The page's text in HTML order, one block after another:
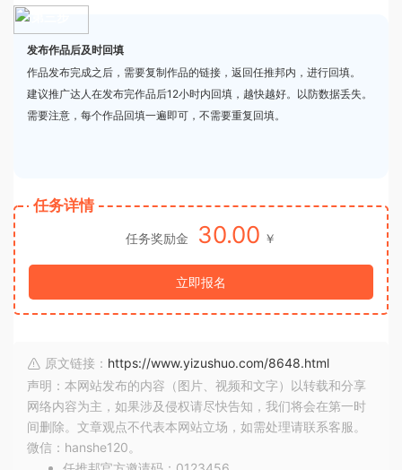
发布作品后及时回填
作品发布完成之后，需要复制作品的链接，返回任推邦内，进行回填。
建议推广达人在发布完作品后12小时内回填，越快越好。以防数据丢失。
需要注意，每个作品回填一遍即可，不需要重复回填。
任务详情
任务奖励金 30.00 ￥
立即报名
原文链接： https://www.yizushuo.com/8648.html
声明：本网站发布的内容（图片、视频和文字）以转载和分享
网络内容为主，如果涉及侵权请尽快告知，我们将会在第一时
间删除。文章观点不代表本网站立场，如需处理请联系客服。
微信：hanshe120。